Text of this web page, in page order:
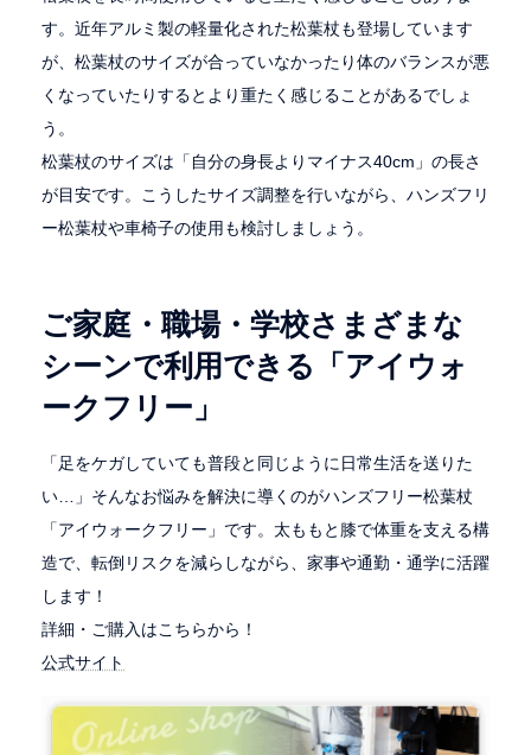
す。近年アルミ製の軽量化された松葉杖も登場しています
が、松葉杖のサイズが合っていなかったり体のバランスが悪
くなっていたりするとより重たく感じることがあるでしょ
う。
松葉杖のサイズは「自分の身長よりマイナス40cm」の長さ
が目安です。こうしたサイズ調整を行いながら、ハンズフリ
ー松葉杖や車椅子の使用も検討しましょう。
ご家庭・職場・学校さまざまな
シーンで利用できる「アイウォ
ークフリー」
「足をケガしていても普段と同じように日常生活を送りた
い…」そんなお悩みを解決に導くのがハンズフリー松葉杖
「アイウォークフリー」です。太ももと膝で体重を支える構
造で、転倒リスクを減らしながら、家事や通勤・通学に活躍
します！
詳細・ご購入はこちらから！
公式サイト